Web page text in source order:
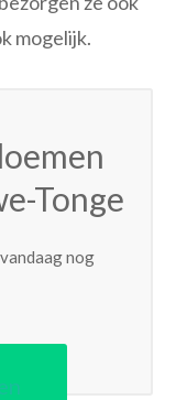
mogelijk.
Tonge
nog